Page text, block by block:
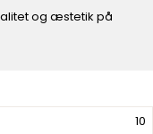
10
og æstetik på